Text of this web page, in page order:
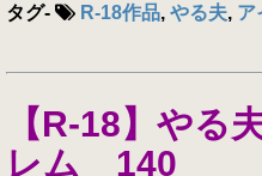
タグ- R-18作品, やる夫, ア
【R-18】やる
レム 140